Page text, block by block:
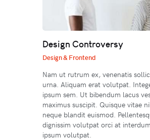
Design Controversy
Design & Frontend
Nam ut rutrum ex, venenatis
urna. Aliquam erat volutpat.
ipsum sem. Ut bibendum lacus
maximus suscipit. Quisque vitae
neque blandit euismod.
dignissim volutpat orci at
ipsum volutpat.